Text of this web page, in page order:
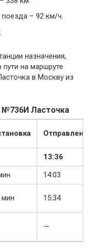
поезда – 92 км/ч.
назначения,
на маршруте
в Москву из
Ласточка
Отправление
13:36
14:03
мин 15:34
—